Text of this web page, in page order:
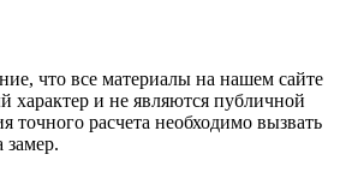
что все материалы на нашем сайте
характер и не являются публичной
точного расчета необходимо вызвать
замер.